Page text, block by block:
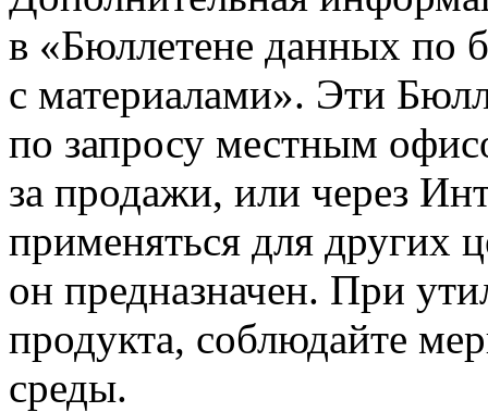
в «Бюллетене данных по
с материалами». Эти
по запросу местным
за продажи, или через
применяться для других
он предназначен. При
продукта, соблюдайте
среды.